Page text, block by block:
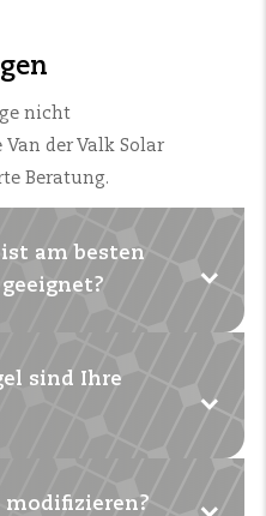
nicht
Van der Valk Solar
Beratung.
am besten
und der
meisten Fällen
auch ein Inlay-System
sind Ihre
Es gibt
modifizieren?